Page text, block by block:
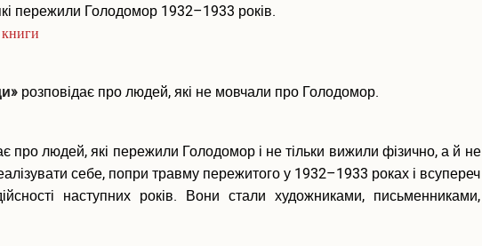
пережили Голодомор 1932–1933 років.
книги
розповідає про людей, які не мовчали про Голодомор.
про людей, які пережили Голодомор і не тільки вижили фізично, а й не
себе, попри травму пережитого у 1932–1933 роках і всупереч
наступних років. Вони стали художниками, письменниками,